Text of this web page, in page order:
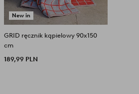
New in
GRID ręcznik kąpielowy 90x150
cm
189,99 PLN